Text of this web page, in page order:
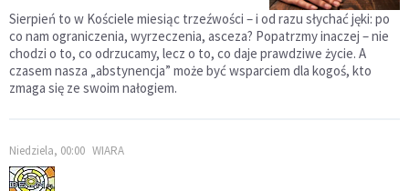
Sierpień to w Kościele miesiąc trzeźwości – i od razu słychać jęki: po
co nam ograniczenia, wyrzeczenia, asceza? Popatrzmy inaczej – nie
chodzi o to, co odrzucamy, lecz o to, co daje prawdziwe życie. A
czasem nasza „abstynencja” może być wsparciem dla kogoś, kto
zmaga się ze swoim nałogiem.
Niedziela, 00:00 WIARA